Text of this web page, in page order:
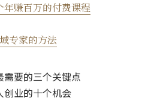
赚百万的付费课程
专家的方法
要的三个关键点
创业的十个机会